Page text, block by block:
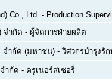
Co., Ltd. - Production
จำกัด - ผู้จัดการฝ่ายผลิต
จำกัด (มหาชน) - วิศวกรบำรุงรั
ำกัด - ครูเนอร์สเซอรี่